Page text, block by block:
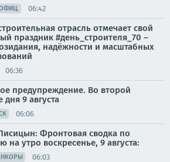
06:42
отрасль отмечает свой
праздник #день_строителя_70 –
надёжности и масштабных
06:36
предупреждение. Во второй
дня 9 августа
06:06
Фронтовая сводка по
на утро воскресенье, 9 августа:
06:03